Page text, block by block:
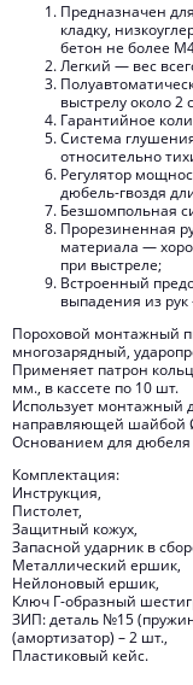
Предназначен
кладку,
бетон не более
Легкий — вес
выстрелу около 2
Гарантийное
Система
относительно
Регулятор
дюбель-гвоздя
Безшомпольная
Прорезиненная
материала —
при выстреле;
Встроенный
выпадения из
Пороховой монтажный
многозарядный,
Применяет патрон
мм., в кассете по 10 шт.
Использует монтажный
направляющей шайбой
Основанием для дюбеля
Комплектация:
Инструкция,
Пистолет,
Защитный кожух,
Запасной ударник в
Металлический ершик,
Нейлоновый ершик,
Ключ Г-образный
ЗИП: деталь №15
(амортизатор) – 2 шт.,
Пластиковый кейс.